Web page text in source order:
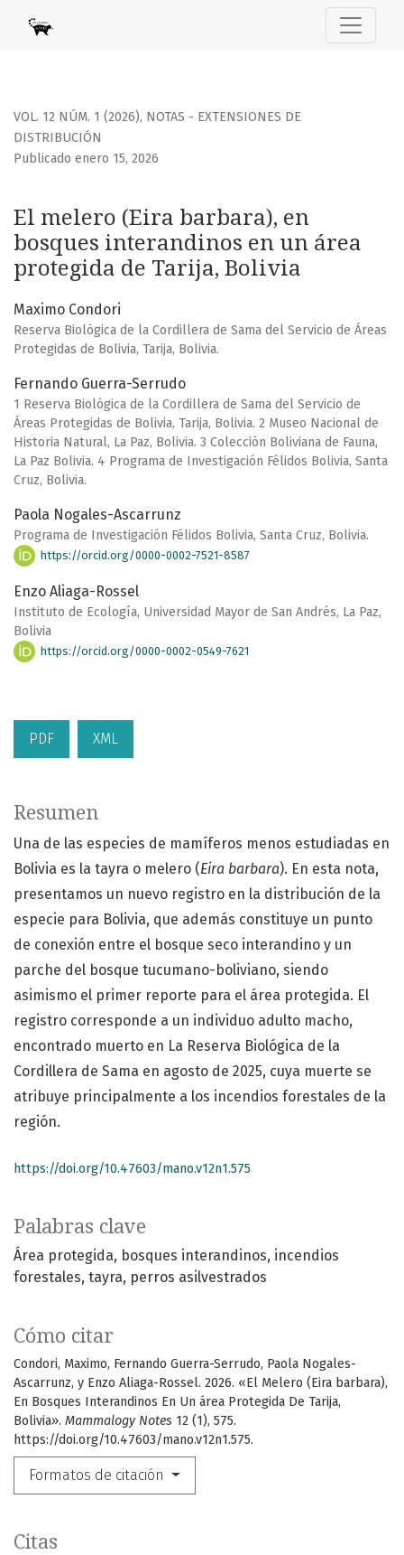
El melero (Eira barbara), en bosques interandinos en un
VOL. 12 NÚM. 1 (2026), NOTAS - EXTENSIONES DE
DISTRIBUCIÓN
El melero (Eira barbara), en
bosques interandinos en un área
protegida de Tarija, Bolivia
Publicado enero 15, 2026
Maximo Condori
Reserva Biológica de la Cordillera de Sama del Servicio de Áreas
Protegidas de Bolivia, Tarija, Bolivia.
Fernando Guerra-Serrudo
1 Reserva Biológica de la Cordillera de Sama del Servicio de
Áreas Protegidas de Bolivia, Tarija, Bolivia. 2 Museo Nacional de
Historia Natural, La Paz, Bolivia. 3 Colección Boliviana de Fauna,
La Paz Bolivia. 4 Programa de Investigación Félidos Bolivia, Santa
Cruz, Bolivia.
Paola Nogales-Ascarrunz
Programa de Investigación Félidos Bolivia, Santa Cruz, Bolivia.
https://orcid.org/0000-0002-7521-8587
Enzo Aliaga-Rossel
Instituto de Ecología, Universidad Mayor de San Andrés, La Paz,
Bolivia
https://orcid.org/0000-0002-0549-7621
PDF XML
Palabras clave
Área protegida bosques interandinos incendios
forestales tayra perros asilvestrados
Cómo citar
Condori, Maximo, Fernando Guerra-Serrudo, Paola Nogales-
Ascarrunz, y Enzo Aliaga-Rossel. 2026. «El Melero (Eira barbara),
En Bosques Interandinos En Un área Protegida De Tarija,
Bolivia». Mammalogy Notes 12 (1), 575.
https://doi.org/10.47603/mano.v12n1.575.
Formatos de citación
Resumen
Una de las especies de mamíferos menos estudiadas en
Bolivia es la tayra o melero (Eira barbara). En esta nota,
presentamos un nuevo registro en la distribución de la
especie para Bolivia, que además constituye un punto
de conexión entre el bosque seco interandino y un
parche del bosque tucumano-boliviano, siendo
asimismo el primer reporte para el área protegida. El
registro corresponde a un individuo adulto macho,
encontrado muerto en La Reserva Biológica de la
Cordillera de Sama en agosto de 2025, cuya muerte se
atribuye principalmente a los incendios forestales de la
región.
https://doi.org/10.47603/mano.v12n1.575
Citas